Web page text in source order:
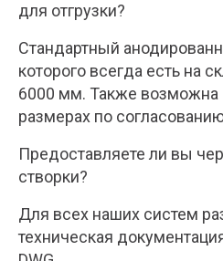
для отгрузки?
Стандартный
которого всегда есть на
6000 мм. Также возможна
размерах по
Предоставляете ли вы
створки?
Для всех наших систем
техническая